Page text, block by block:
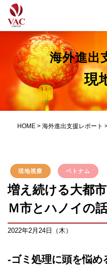
海外進出
現
HOME > 海外進出支援レポート
現地視察 ベトナム
増え続ける大都
Ｍ市とハノイの
2022年2月24日（木）
‐ゴミ処理に頭を悩め